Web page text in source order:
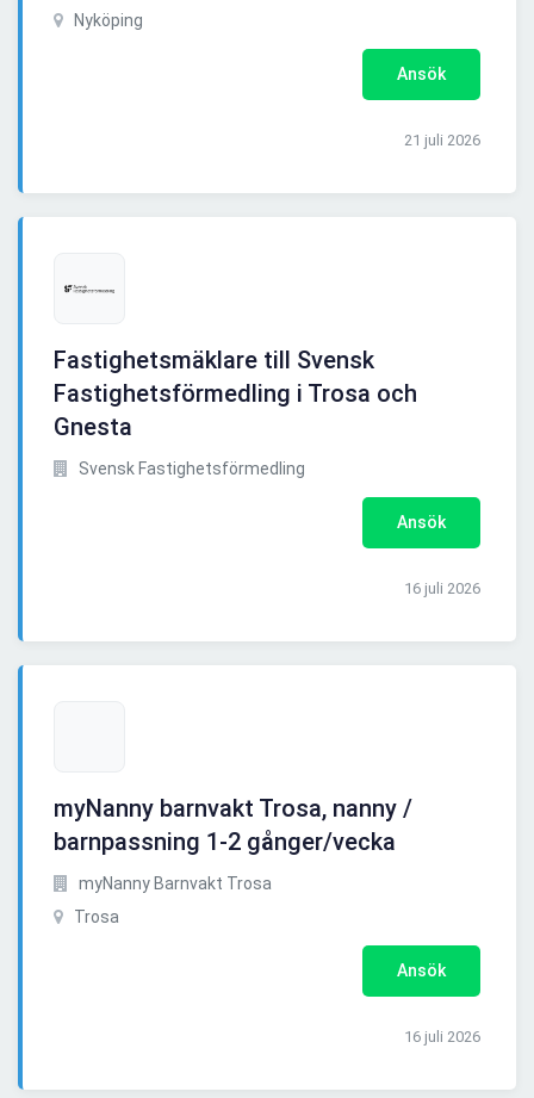
Nyköping
Ansök
21 juli 2026
Fastighetsmäklare till Svensk
Fastighetsförmedling i Trosa och
Gnesta
Svensk Fastighetsförmedling
Ansök
16 juli 2026
myNanny barnvakt Trosa, nanny /
barnpassning 1-2 gånger/vecka
myNanny Barnvakt Trosa
Trosa
Ansök
16 juli 2026